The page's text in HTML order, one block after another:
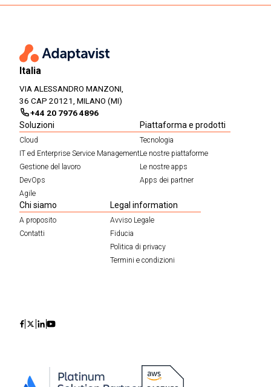
Italia
VIA ALESSANDRO MANZONI,
36 CAP 20121, MILANO (MI)
+44 20 7976 4896
Soluzioni
Cloud
IT ed Enterprise Service Management
Gestione del lavoro
DevOps
Agile
Piattaforma e prodotti
Tecnologia
Le nostre piattaforme
Le nostre apps
Apps dei partner
Chi siamo
A proposito
Contatti
Legal information
Avviso Legale
Fiducia
Politica di privacy
Termini e condizioni
IconIconIconIcon